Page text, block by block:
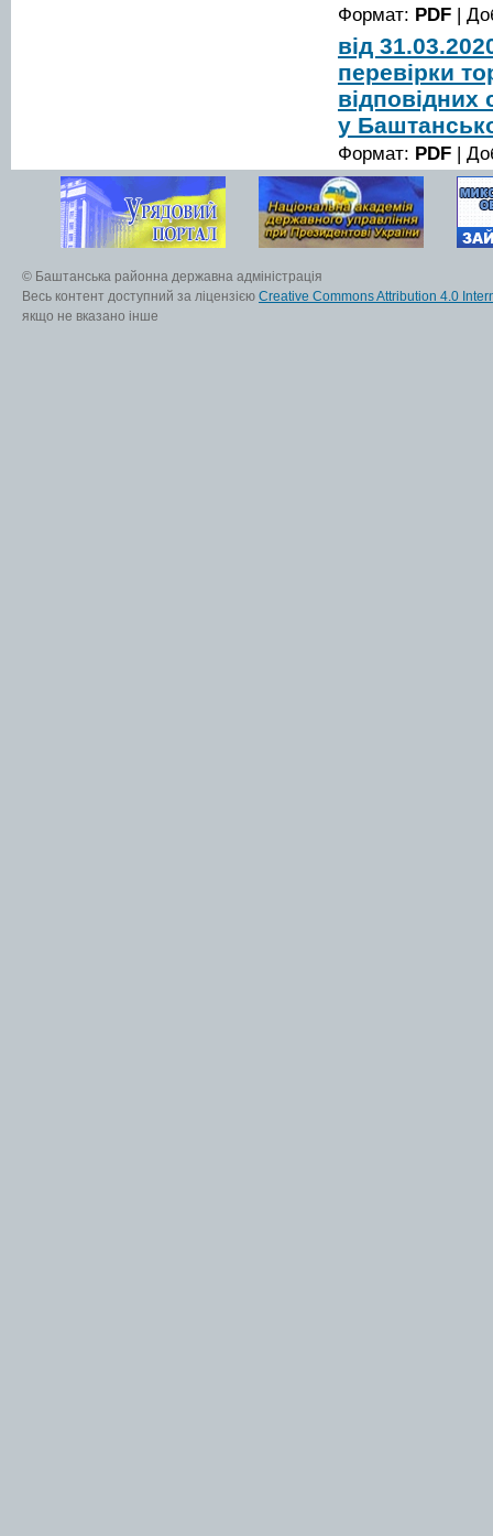
Формат: PDF |
від
перевірки
відповідних
у
Формат: PDF |
© Баштанська районна державна адміністрація
Весь контент доступний за ліцензією Creative Commons Attribution 4.0
якщо не вказано інше